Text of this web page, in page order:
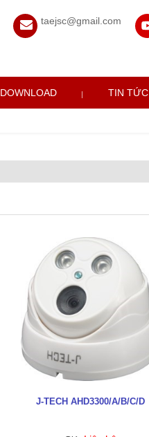
taejsc@gmail.com
DOWNLOAD TIN TỨC
J-TECH AHD3300/A/B/C/D